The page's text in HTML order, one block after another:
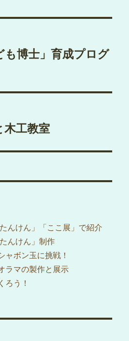
も博士」育成プログ
木工教室
んけん」「ここ展」で紹介
んけん」制作
ボン玉に挑戦！
ラマの製作と展示
ろう！